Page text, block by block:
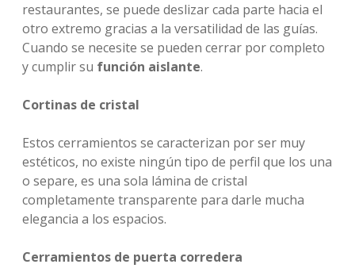
restaurantes, se puede deslizar cada parte hacia el
otro extremo gracias a la versatilidad de las guías.
Cuando se necesite se pueden cerrar por completo
y cumplir su función aislante.
Cortinas de cristal
Estos cerramientos se caracterizan por ser muy
estéticos, no existe ningún tipo de perfil que los una
o separe, es una sola lámina de cristal
completamente transparente para darle mucha
elegancia a los espacios.
Cerramientos de puerta corredera